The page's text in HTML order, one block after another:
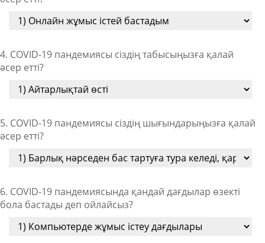
4. COVID-19 пандемиясы сіздің табысыңызға қалай
әсер етті?
5. COVID-19 пандемиясы сіздің шығындарыңызға қалай
әсер етті?
6. COVID-19 пандемиясында қандай дағдылар өзекті
бола бастады деп ойлайсыз?